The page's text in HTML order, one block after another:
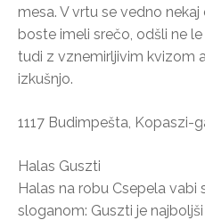
mesa. V vrtu se vedno
boste imeli srečo, odšli ne
tudi z vznemirljivim kvizom
izkušnjo.
1117 Budimpešta, Kopaszi-
Halas Guszti
Halas na robu Csepela
sloganom: Guszti je